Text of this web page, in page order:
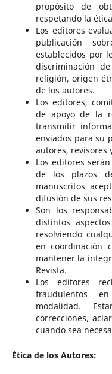
propósito de
respetando la
Los editores
publicación
establecidos por
discriminación
religión, origen
de los autores.
Los editores,
de apoyo de la
transmitir
enviados para su
autores, revisores
Los editores
de los plazos
manuscritos
difusión de sus
Son los
distintos
resolviendo
en coordinación
mantener la
Revista.
Los editores
fraudulentos
modalidad.
correcciones,
cuando sea
Ética de los Autores: